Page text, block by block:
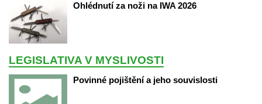
Ohlédnutí za noži na IWA 2026
LEGISLATIVA V MYSLIVOSTI
Povinné pojištění a jeho souvislosti